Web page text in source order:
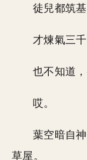
徒兒都筑
才煉氣三千
也不知道
哎。
葉空暗自
草屋。